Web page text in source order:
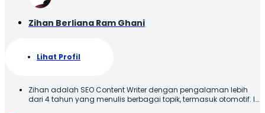
Zihan Berliana Ram Ghani
Lihat Profil
Zihan adalah SEO Content Writer dengan pengalaman lebih
dari 4 tahun yang menulis berbagai topik, termasuk otomotif. Ia